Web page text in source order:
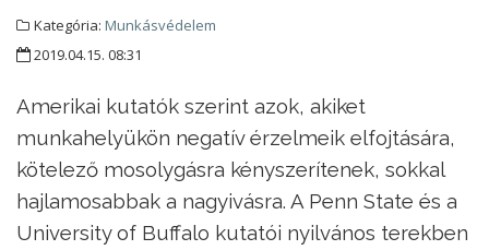
Kategória: Munkásvédelem
2019.04.15. 08:31
Amerikai kutatók szerint azok, akiket
munkahelyükön negatív érzelmeik elfojtására,
kötelező mosolygásra kényszerítenek, sokkal
hajlamosabbak a nagyivásra. A Penn State és a
University of Buffalo kutatói nyilvános terekben